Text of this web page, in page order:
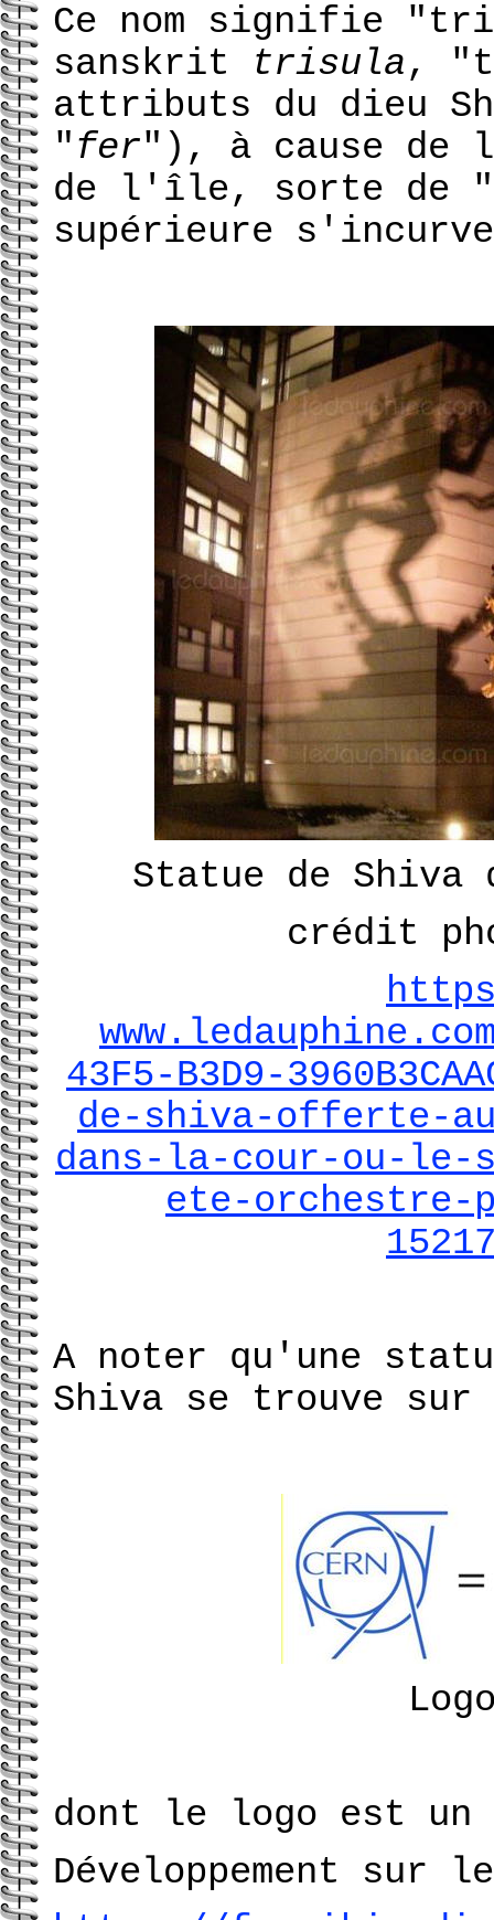
Ce nom signifie
sanskrit
trisula,
attributs du dieu
"fer"), à cause de
de l'île, sorte de
supérieure
Statue de Shiva
crédit
43F5-B3D9-
de-shiva-offerte-
dans-la-cour-ou-
ete-orchestre-
A noter qu'une
Shiva se trouve
dont le logo est un
Développement sur